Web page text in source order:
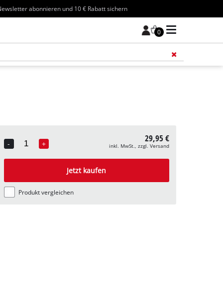
abonnieren und 10 € Rabatt sichern
0
-
Quantity
+ 29,95 €
inkl. MwSt., zzgl. Versand
Jetzt kaufen
Produkt vergleichen